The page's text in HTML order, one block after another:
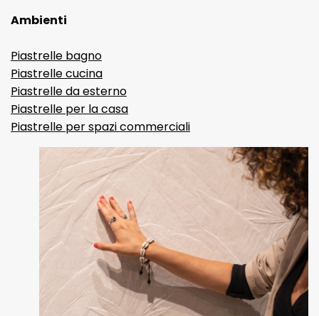
Ambienti
Piastrelle bagno
Piastrelle cucina
Piastrelle da esterno
Piastrelle per la casa
Piastrelle per spazi commerciali